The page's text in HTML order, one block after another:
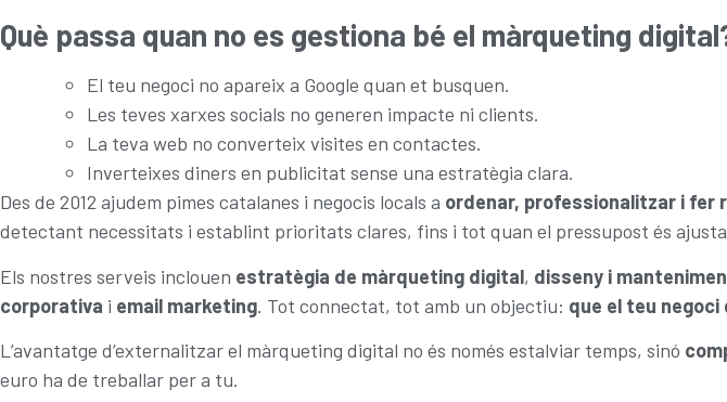
Què passa quan no es gestiona bé el màrqueting
El teu negoci no apareix a Google quan et busquen.
Les teves xarxes socials no generen impacte ni clients.
La teva web no converteix visites en contactes.
Inverteixes diners en publicitat sense una estratègia clara.
Des de 2012 ajudem pimes catalanes i negocis locals a ordenar, professionalitzar i fer
detectant necessitats i establint prioritats clares, fins i tot quan el pressupost és
Els nostres serveis inclouen estratègia de màrqueting digital, disseny i
corporativa i email marketing. Tot connectat, tot amb un objectiu: que el teu
L’avantatge d’externalitzar el màrqueting digital no és només estalviar temps, sinó
euro ha de treballar per a tu.